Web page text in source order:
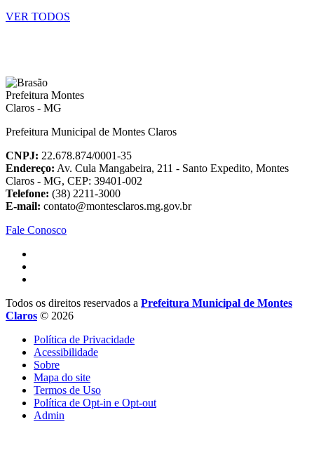
VER TODOS
Prefeitura Municipal de Montes Claros
CNPJ: 22.678.874/0001-35
Endereço: Av. Cula Mangabeira, 211 - Santo Expedito, Montes
Claros - MG, CEP: 39401-002
Telefone: (38) 2211-3000
E-mail: contato@montesclaros.mg.gov.br
Fale Conosco
Todos os direitos reservados a Prefeitura Municipal de Montes
Claros © 2026
Política de Privacidade
Acessibilidade
Sobre
Mapa do site
Termos de Uso
Política de Opt-in e Opt-out
Admin